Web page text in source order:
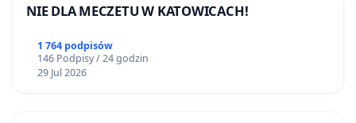
NIE DLA MECZETU W KATOWICACH!
1 764 podpisów
146 Podpisy / 24 godzin
29 Jul 2026